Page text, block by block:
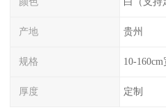
产地 贵州
规格 10-160cm
厚度 定制